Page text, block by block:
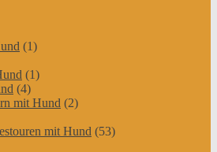
(1)
(1)
(4)
mit Hund (2)
mit Hund (53)